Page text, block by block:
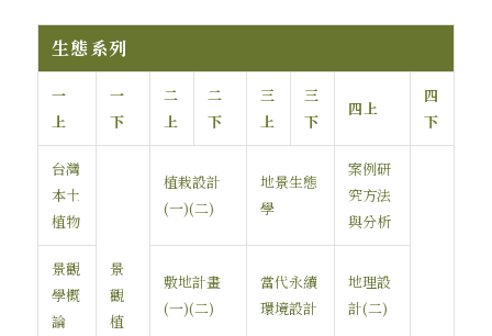
生態系列
一
上
一
下
二
上
二
下
三
上
三
下
四上
四
下
台灣
本土
植物
景
觀
植
植栽設計
(一)(二)
地景生態
學
案例研
究方法
與分析
景觀
學概
論
敷地計畫
(一)(二)
當代永續
環境設計
地理設
計(二)